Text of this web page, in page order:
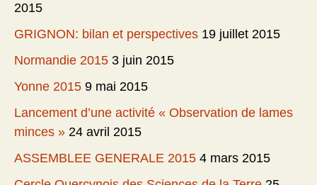
2015
GRIGNON: bilan et perspectives 19 juillet 2015
Normandie 2015 3 juin 2015
Yonne 2015 9 mai 2015
Lancement d’une activité « Observation de lames
minces » 24 avril 2015
ASSEMBLEE GENERALE 2015 4 mars 2015